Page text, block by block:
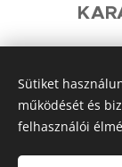
Sütiket
működését és
felhasználói